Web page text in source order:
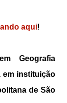
aqui!
Geografia
em instituição
de São